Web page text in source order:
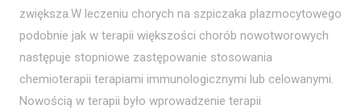
zwiększa.W leczeniu chorych na szpiczaka plazmocytowego
podobnie jak w terapii większości chorób nowotworowych
następuje stopniowe zastępowanie stosowania
chemioterapii terapiami immunologicznymi lub celowanymi.
Nowością w terapii było wprowadzenie terapii